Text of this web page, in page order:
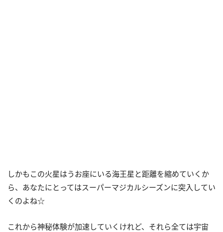
しかもこの火星はうお座にいる海王星と距離を縮めていくか
ら、あなたにとってはスーパーマジカルシーズンに突入してい
くのよね☆
これから神秘体験が加速していくけれど、それら全ては宇宙